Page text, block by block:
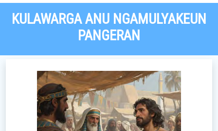
KULAWARGA ANU NGAMULYAKEUN
PANGERAN